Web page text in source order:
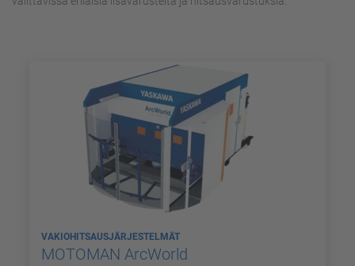
VAKIOHITSAUSJÄRJESTELMÄT
MOTOMAN ArcWorld